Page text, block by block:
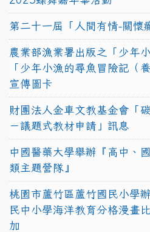
第二十一屆「人間有情-關懷
農業部漁業署出版之「少年
「少年小漁的尋魚冒險記（
宣傳圖卡
財團法人金車文教基金會「
－議題式教材申請」訊息
中國醫藥大學舉辦『高中、
類主題營隊』
桃園市蘆竹區蘆竹國民小學
民中小學海洋教育分格漫畫
加